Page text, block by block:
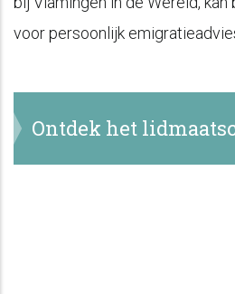
voor persoonlijk
Ontdek het